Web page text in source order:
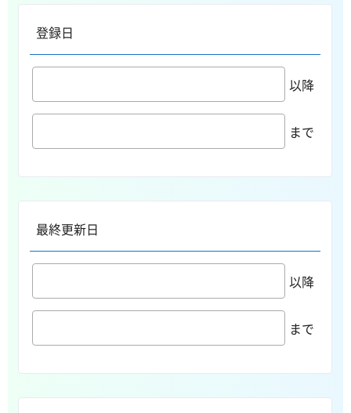
登録日
以降
まで
最終更新日
以降
まで